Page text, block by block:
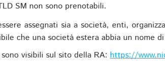
SM non sono prenotabili.
assegnati sia a società, enti,
che una società estera abbia un nome
visibili sul sito della RA: https://